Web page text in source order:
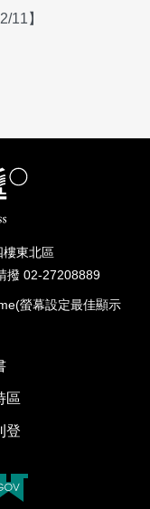
11】
樓東北區
撥 02-27208889
螢幕設定最佳顯示
區
登